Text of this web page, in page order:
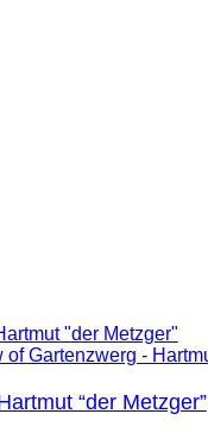
“der Metzger”